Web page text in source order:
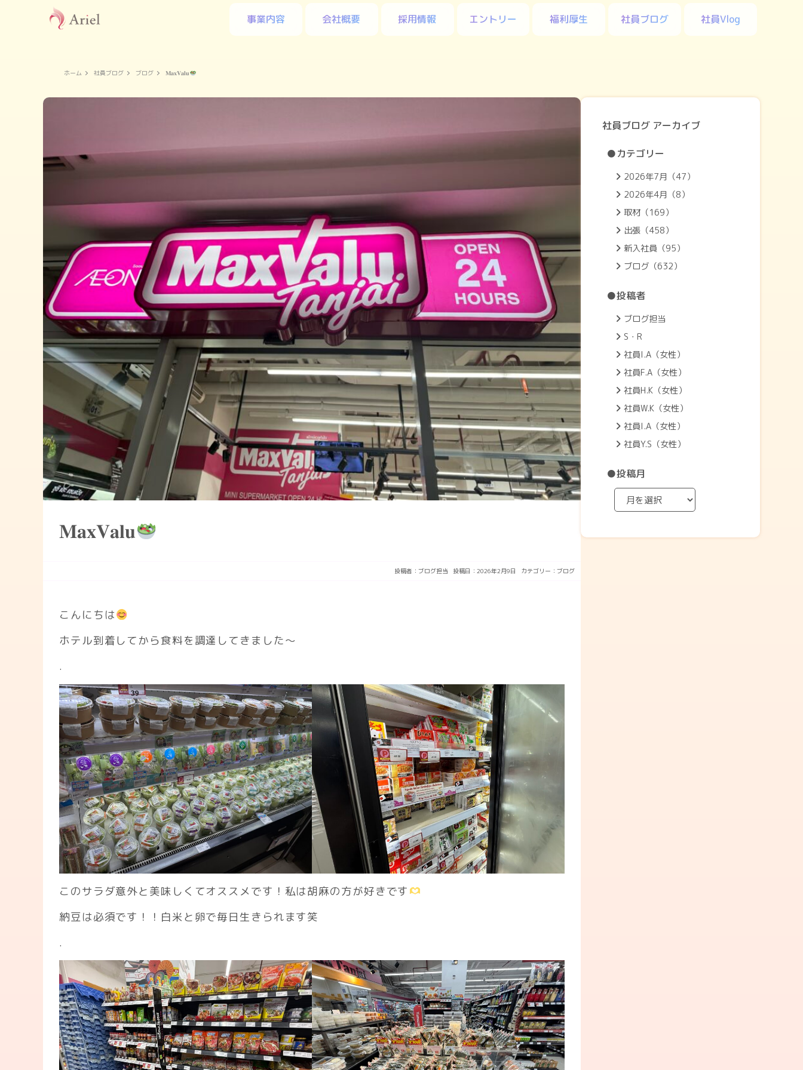
事業内容 会社概要 採用情報 エントリー 福利厚生 社員ブログ 社員Vlog
ホーム 社員ブログ ブログ 𝐌𝐚𝐱𝐕𝐚𝐥𝐮
𝐌𝐚𝐱𝐕𝐚𝐥𝐮
投稿者： ブログ担当 投稿日：2026年2月9日 カテゴリー： ブログ
こんにちは
ホテル到着してから食料を調達してきました～
.
このサラダ意外と美味しくてオススメです！私は胡麻の方が好きです
納豆は必須です！！白米と卵で毎日生きられます笑
.
社員ブログ アーカイブ
●カテゴリー
2026年7月（47）
2026年4月（8）
取材（169）
出張（458）
新入社員（95）
ブログ（632）
●投稿者
ブログ担当
S・R
社員I.A（女性）
社員F.A（女性）
社員H.K（女性）
社員W.K（女性）
社員I.A（女性）
社員Y.S（女性）
●投稿月